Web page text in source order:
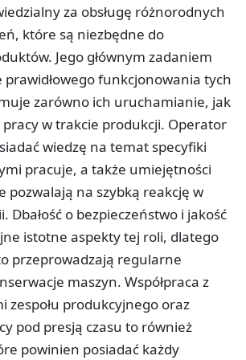
za obsługę różnorodnych
które są niezbędne do
Jego głównym zadaniem
prawidłowego funkcjonowania tych
zarówno ich uruchamianie, jak
w trakcie produkcji. Operator
wiedzę na temat specyfiki
pracuje, a także umiejętności
pozwalają na szybką reakcję w
Dbałość o bezpieczeństwo i jakość
istotne aspekty tej roli, dlatego
przeprowadzają regularne
maszyn. Współpraca z
zespołu produkcyjnego oraz
pod presją czasu to również
powinien posiadać każdy